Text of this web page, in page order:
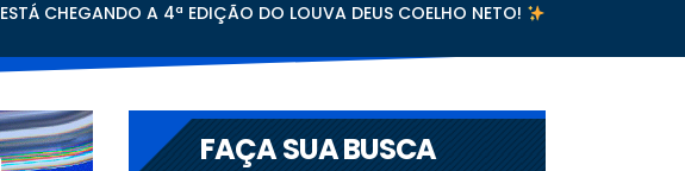
ESTÁ CHEGANDO A 4ª EDIÇÃO DO LOUVA DEUS COELHO NETO!
FAÇA SUA BUSCA